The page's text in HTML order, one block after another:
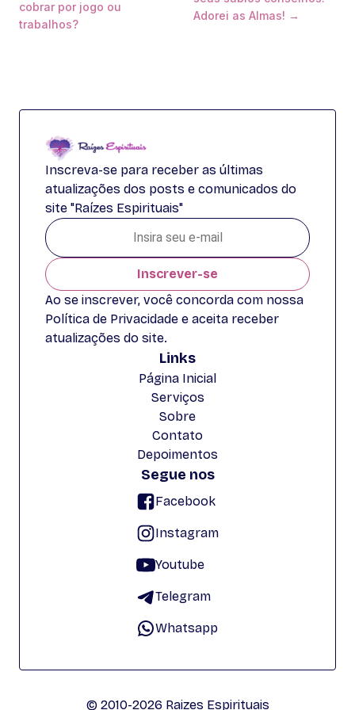
cobrar por jogo ou
trabalhos?
Adorei as Almas! →
Inscreva-se para receber as últimas
atualizações dos posts e comunicados do
site "Raízes Espirituais"
Inscrever-se
Ao se inscrever, você concorda com nossa
Política de Privacidade e aceita receber
atualizações do site.
Links
Página Inicial
Serviços
Sobre
Contato
Depoimentos
Segue nos
Facebook
Instagram
Youtube
Telegram
Whatsapp
© 2010-2026 Raizes Espirituais